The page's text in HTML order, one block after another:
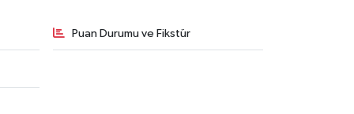
Puan Durumu ve Fikstür